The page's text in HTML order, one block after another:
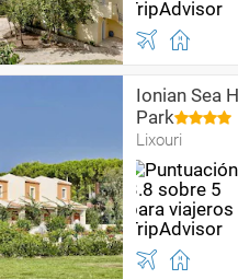
Ionian Sea
Park
Lixouri